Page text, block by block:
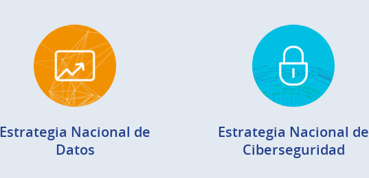
Estrategia Nacional de
Datos
Estrategia Nacional de
Ciberseguridad